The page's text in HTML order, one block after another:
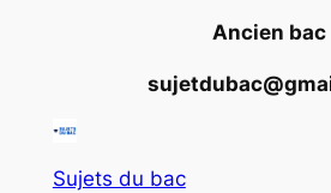
Ancien bac
Sujets du bac